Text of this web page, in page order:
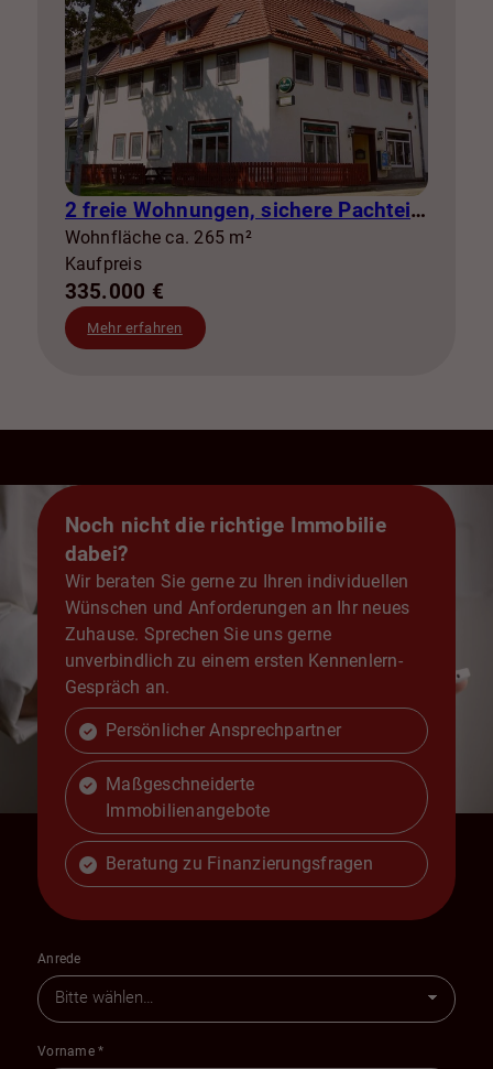
2 freie Wohnungen, sichere Pachteinnahmen & eigene Stromerzeugung
Wohnfläche ca. 265 m²
Kaufpreis
335.000 €
Mehr erfahren
Noch nicht die richtige Immobilie
dabei?
Wir beraten Sie gerne zu Ihren individuellen
Wünschen und Anforderungen an Ihr neues
Zuhause. Sprechen Sie uns gerne
unverbindlich zu einem ersten Kennenlern-
Gespräch an.
Persönlicher Ansprechpartner
Maßgeschneiderte
Immobilienangebote
Beratung zu Finanzierungsfragen
Anrede
Vorname*